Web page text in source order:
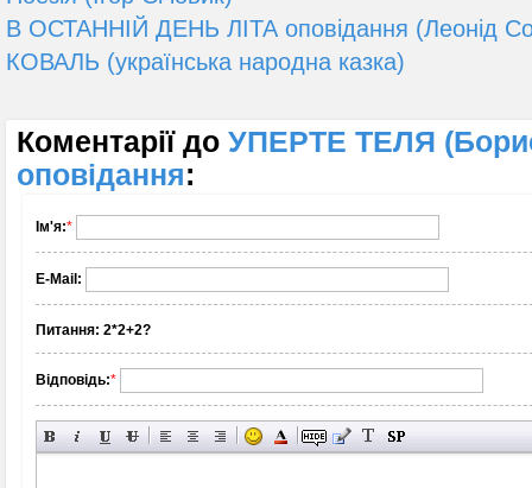
В ОСТАННІЙ ДЕНЬ ЛІТА оповідання (Леонід
КОВАЛЬ (українська народна казка)
Коментарії до УПЕРТЕ ТЕЛЯ
оповідання:
Ім'я:*
E-Mail:
Питання: 2*2+2?
Відповідь:*